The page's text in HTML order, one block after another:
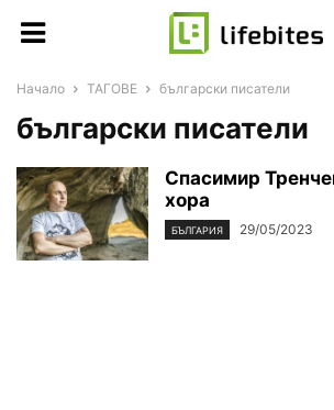
Начало ТАГОВЕ български писатели
български писатели
Спасимир
хора
БЪЛГАРИЯ 29/05/2023